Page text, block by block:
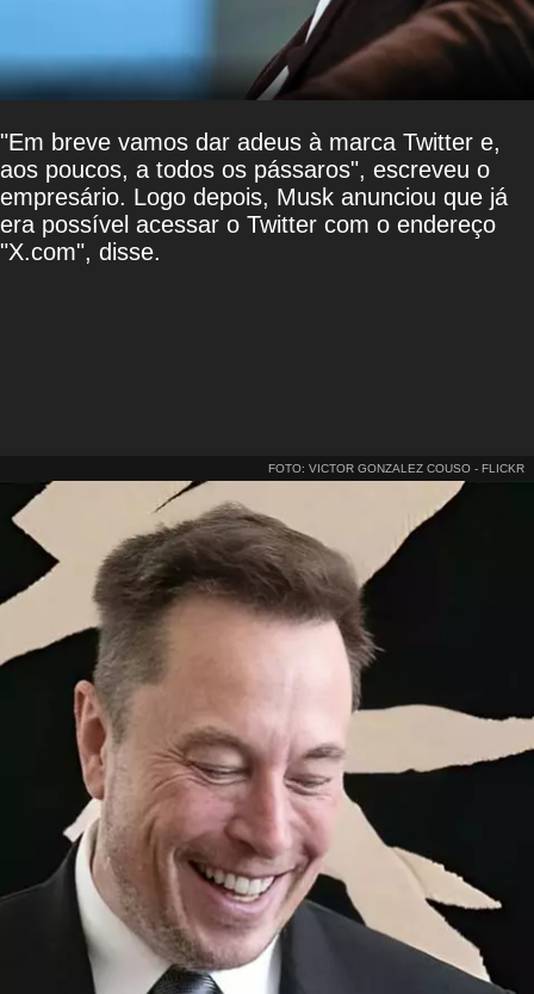
"Em breve vamos dar adeus à marca Twitter e,
aos poucos, a todos os pássaros", escreveu o
empresário. Logo depois, Musk anunciou que já
era possível acessar o Twitter com o endereço
"X.com", disse.
FOTO: VICTOR GONZALEZ COUSO - FLICKR